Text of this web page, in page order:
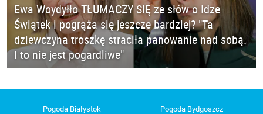
Ewa Woydyłło TŁUMACZY SIĘ ze słów o Idze
Świątek i pogrąża się jeszcze bardziej? "Ta
dziewczyna troszkę straciła panowanie nad sobą.
I to nie jest pogardliwe"
Pogoda Białystok Pogoda Bydgoszcz